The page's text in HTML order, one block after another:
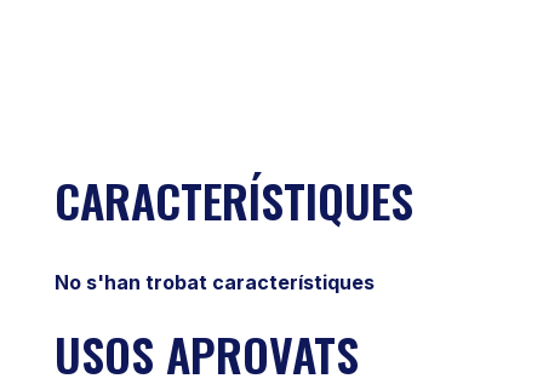
CARACTERÍSTIQUES
No s'han trobat característiques
USOS APROVATS